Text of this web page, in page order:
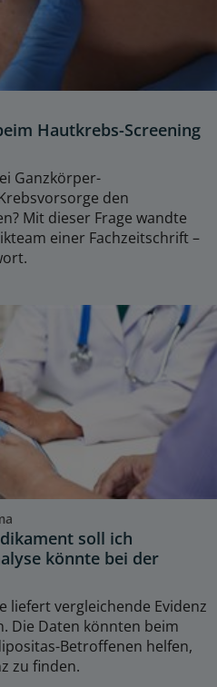
Hautkrebs-Screening
Ganzkörper-
den
Mit dieser Frage wandte
einer Fachzeitschrift –
soll ich
könnte bei der
liefert vergleichende Evidenz
Die Daten könnten beim
Betroffenen helfen,
zu finden.